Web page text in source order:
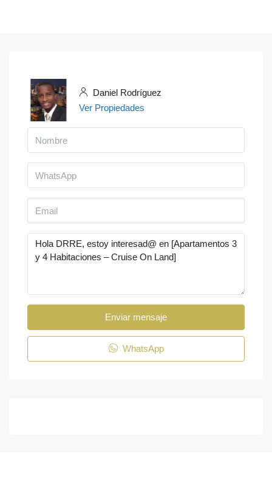
Daniel Rodríguez
Ver Propiedades
Enviar mensaje
WhatsApp